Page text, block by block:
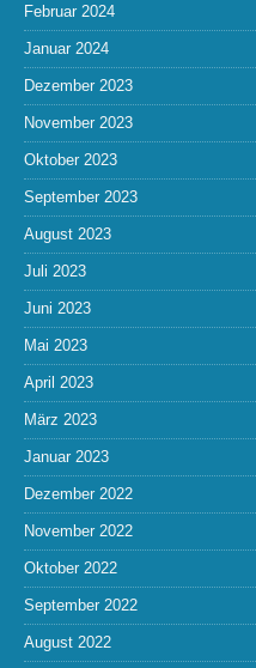
Februar 2024
Januar 2024
Dezember 2023
November 2023
Oktober 2023
September 2023
August 2023
Juli 2023
Juni 2023
Mai 2023
April 2023
März 2023
Januar 2023
Dezember 2022
November 2022
Oktober 2022
September 2022
August 2022